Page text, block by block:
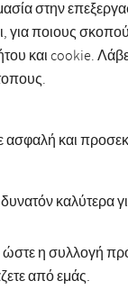
στην
ποιους
και cookie.
και
καλύτερα
η συλλογή
από εμάς.